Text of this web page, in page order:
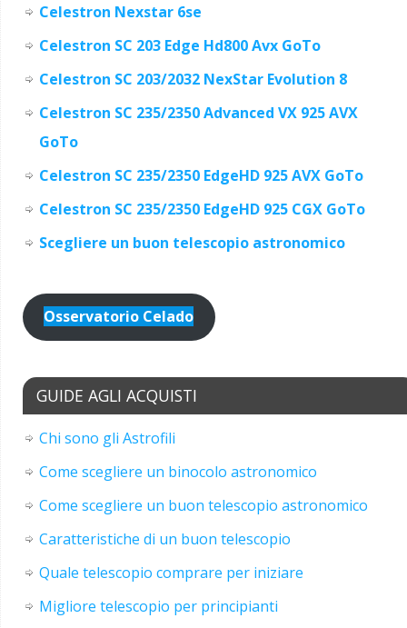
Celestron Nexstar 6se
Celestron SC 203 Edge Hd800 Avx GoTo
Celestron SC 203/2032 NexStar Evolution 8
Celestron SC 235/2350 Advanced VX 925 AVX
GoTo
Celestron SC 235/2350 EdgeHD 925 AVX GoTo
Celestron SC 235/2350 EdgeHD 925 CGX GoTo
Scegliere un buon telescopio astronomico
Osservatorio Celado
GUIDE AGLI ACQUISTI
Chi sono gli Astrofili
Come scegliere un binocolo astronomico
Come scegliere un buon telescopio astronomico
Caratteristiche di un buon telescopio
Quale telescopio comprare per iniziare
Migliore telescopio per principianti